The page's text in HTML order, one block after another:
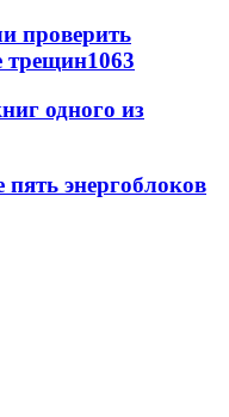
проверить
трещин1063
одного из
энергоблоков